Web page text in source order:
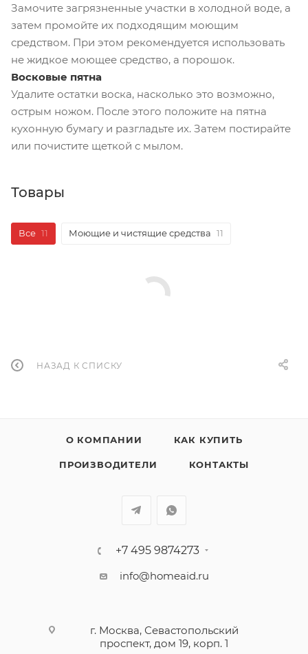
Замочите загрязненные участки в холодной воде, а
затем промойте их подходящим моющим
средством. При этом рекомендуется использовать
не жидкое моющее средство, а порошок.
Восковые пятна
Удалите остатки воска, насколько это возможно,
острым ножом. После этого положите на пятна
кухонную бумагу и разгладьте их. Затем постирайте
или почистите щеткой с мылом.
Товары
Все 11 Моющие и чистящие средства 11
НАЗАД К СПИСКУ
О КОМПАНИИ КАК КУПИТЬ
ПРОИЗВОДИТЕЛИ КОНТАКТЫ
+7 495 9874273
info@homeaid.ru
г. Москва, Севастопольский
проспект, дом 19, корп. 1